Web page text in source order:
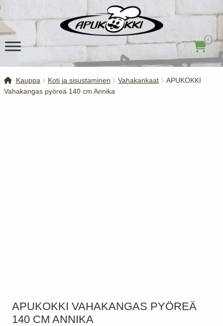
navigointiin
sisältöön
0
Kauppa Koti ja sisustaminen Vahakankaat
APUKOKKI
Vahakangas pyöreä 140 cm Annika
APUKOKKI VAHAKANGAS PYÖREÄ
140 CM ANNIKA